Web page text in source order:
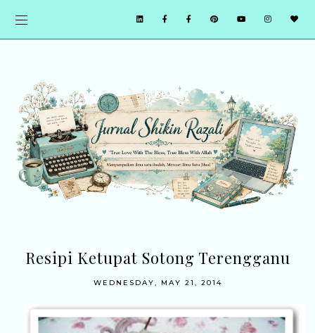
Resipi Ketupat Sotong Terengganu
WEDNESDAY, MAY 21, 2014